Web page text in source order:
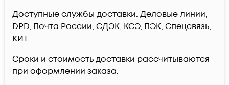
Доступные службы доставки: Деловые линии,
DPD, Почта России, СДЭК, КСЭ, ПЭК, Спецсвязь,
КИТ.
Сроки и стоимость доставки рассчитываются
при оформлении заказа.